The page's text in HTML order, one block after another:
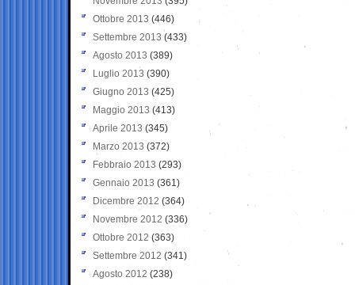
Ottobre 2013 (446)
Settembre 2013 (433)
Agosto 2013 (389)
Luglio 2013 (390)
Giugno 2013 (425)
Maggio 2013 (413)
Aprile 2013 (345)
Marzo 2013 (372)
Febbraio 2013 (293)
Gennaio 2013 (361)
Dicembre 2012 (364)
Novembre 2012 (336)
Ottobre 2012 (363)
Settembre 2012 (341)
Agosto 2012 (238)